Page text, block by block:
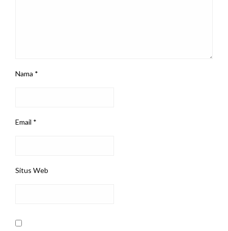
Nama *
Email *
Situs Web